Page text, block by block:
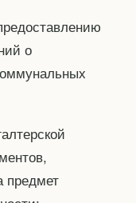
о
предмет